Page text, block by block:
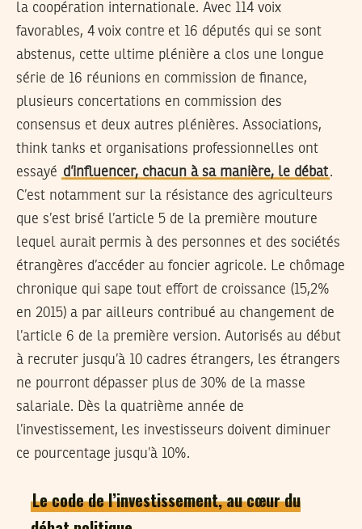
la coopération internationale. Avec 114 voix
favorables, 4 voix contre et 16 députés qui se sont
abstenus, cette ultime plénière a clos une longue
série de 16 réunions en commission de finance,
plusieurs concertations en commission des
consensus et deux autres plénières. Associations,
think tanks et organisations professionnelles ont
essayé d’influencer, chacun à sa manière, le débat.
C’est notamment sur la résistance des agriculteurs
que s’est brisé l’article 5 de la première mouture
lequel aurait permis à des personnes et des sociétés
étrangères d’accéder au foncier agricole. Le chômage
chronique qui sape tout effort de croissance (15,2%
en 2015) a par ailleurs contribué au changement de
l’article 6 de la première version. Autorisés au début
à recruter jusqu’à 10 cadres étrangers, les étrangers
ne pourront dépasser plus de 30% de la masse
salariale. Dès la quatrième année de
l’investissement, les investisseurs doivent diminuer
ce pourcentage jusqu’à 10%.
Le code de l’investissement, au cœur du